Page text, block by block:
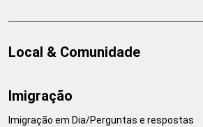
Local & Comunidade
Imigração
Imigração em Dia/Perguntas e respostas